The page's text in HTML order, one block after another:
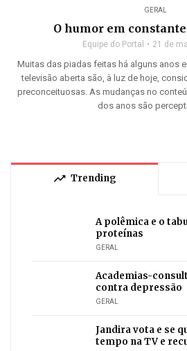
GERAL
O humor em
Equipe do Portal 21 de
Muitas das piadas feitas há alguns anos
televisão aberta são, à luz de hoje,
preconceituosas. As mudanças no
dos anos são
trending_up Trending
A polêmica e o
proteínas
GERAL
Academias-
contra depressão
GERAL
Jandira vota e se
tempo na TV e